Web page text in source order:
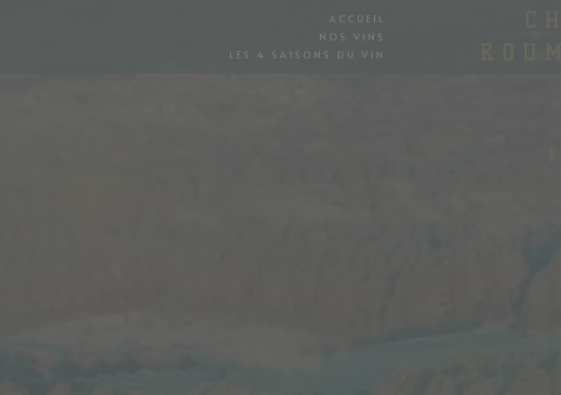
ACCUEIL
NOS VINS
LES 4 SAISONS DU VIN